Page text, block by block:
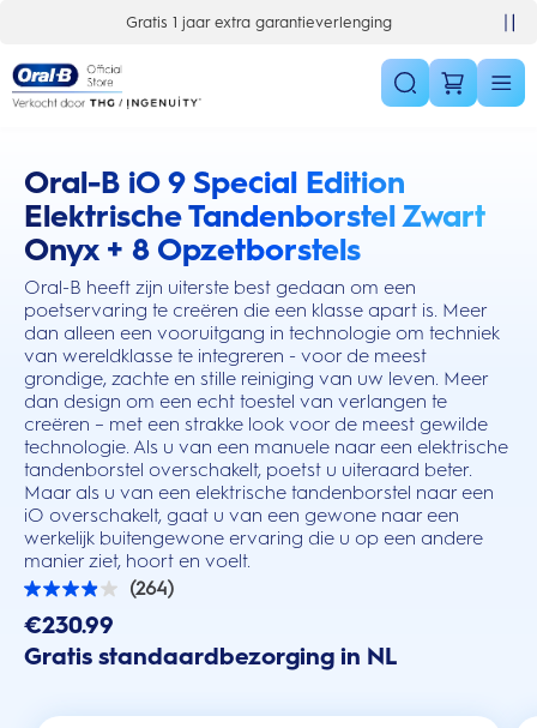
Gratis 1 jaar extra garantieverlenging
Oral-B iO 9 Special Edition
Elektrische Tandenborstel Zwart
Onyx + 8 Opzetborstels
Oral-B heeft zijn uiterste best gedaan om een
poetservaring te creëren die een klasse apart is. Meer
dan alleen een vooruitgang in technologie om techniek
van wereldklasse te integreren - voor de meest
grondige, zachte en stille reiniging van uw leven. Meer
dan design om een echt toestel van verlangen te
creëren – met een strakke look voor de meest gewilde
technologie. Als u van een manuele naar een elektrische
tandenborstel overschakelt, poetst u uiteraard beter.
Maar als u van een elektrische tandenborstel naar een
iO overschakelt, gaat u van een gewone naar een
werkelijk buitengewone ervaring die u op een andere
manier ziet, hoort en voelt.
this action will scroll you to the reviews section
(264)
3.9
van
de
5
sterren.
€230.99
Gratis standaardbezorging in NL